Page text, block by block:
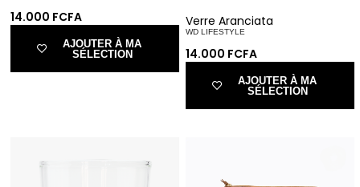
14.000 FCFA
AJOUTER À MA
SÉLECTION
Verre Aranciata
WD LIFESTYLE
14.000 FCFA
AJOUTER À MA
SÉLECTION